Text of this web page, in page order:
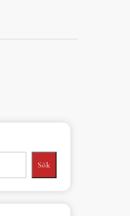
Sök